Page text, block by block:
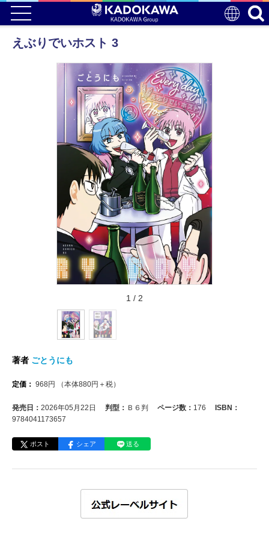
えぶりでいホスト 3
1 / 2
著者 ごとうにも
定価： 968円 （本体880円＋税）
発売日： 2026年05月22日 判型： Ｂ６判 ページ数： 176
ISBN：
9784041173657
ポスト シェア 送る